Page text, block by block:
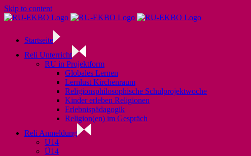
Skip to content
Startseite
Reli Unterricht
RU in Projektform
Globales Lernen
Lernlust Kirchenraum
Religionsphilosophische Schulprojektwoche
Kinder erleben Religionen
Erlebnispädagogik
Religion(en) im Gespräch
Reli Anmeldung
U14
Ü14